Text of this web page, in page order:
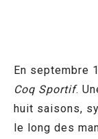
En septembre
Coq Sportif.
huit saisons,
le long des